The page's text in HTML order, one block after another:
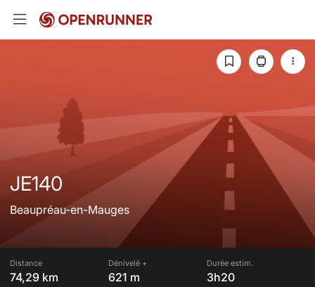
JE140
Beaupréau-en-Mauges
Distance
74,29 km
Dénivelé +
621 m
Durée estim.
3h20